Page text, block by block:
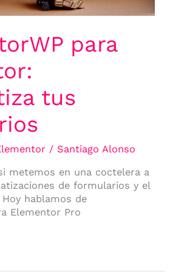
para
tus
/ Santiago Alonso
metemos en una coctelera a
de formularios y el
hablamos de
Elementor Pro